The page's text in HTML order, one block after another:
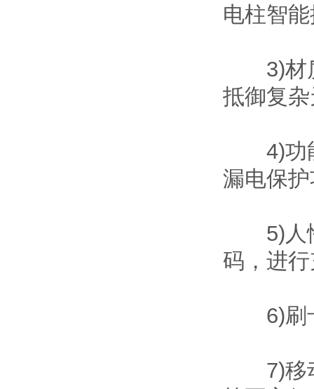
电柱智
3)材质
抵御复
4)功能
漏电保
5)人性
码，进
6)刷卡
7)移动